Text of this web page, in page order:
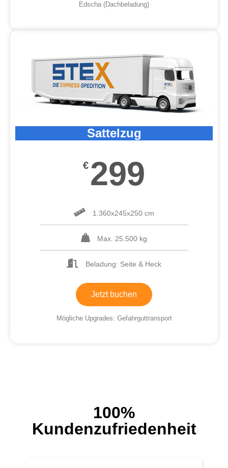
Edscha (Dachbeladung)
Sattelzug
€ 299
1.360x245x250 cm
Max. 25.500 kg
Beladung: Seite & Heck
Jetzt buchen
Mögliche Upgrades: Gefahrguttransport
100%
Kundenzufriedenheit